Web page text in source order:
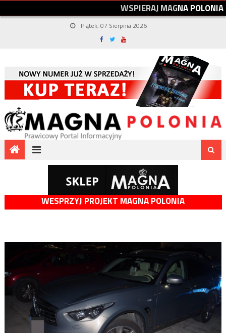
WSPIERAJMAGNAPOLONIA
Piątek, 07 Sierpnia 2026
WESPRZYJ PROJEKT MAGNA POLONIA